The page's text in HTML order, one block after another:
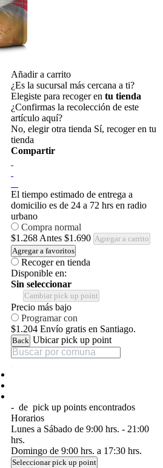
Añadir a carrito
¿Es la sucursal más cercana a ti?
Elegiste para recoger entu tienda
¿Confirmas la recolección de este
artículo aquí?
No, elegir otra tienda Sí, recoger en tu
tienda
Compartir
El tiempo estimado de entrega a
domicilio es de 24 a 72 hrs en radio
urbano
Compra normal
$1.268 Antes$1.690 Agregar a carrito
Agregar a favoritos
Recoger en tienda
Disponible en:
Sin seleccionar
Cambiar pick up point
Precio más bajo
Programar con
$1.204Envío gratis en Santiago.
Back Ubicar pick up point
- de pick up points encontrados
Horarios
Lunes a Sábado de 9:00 hrs. - 21:00
hrs.
Domingo de 9:00 hrs. a 17:30 hrs.
Seleccionar pick up point